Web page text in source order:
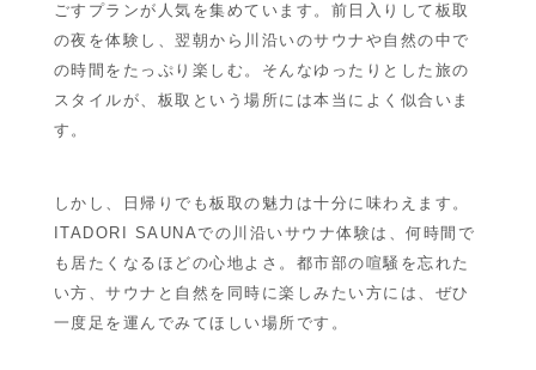
ごすプランが人気を集めています。前日入りして板取
の夜を体験し、翌朝から川沿いのサウナや自然の中で
の時間をたっぷり楽しむ。そんなゆったりとした旅の
スタイルが、板取という場所には本当によく似合いま
す。
しかし、日帰りでも板取の魅力は十分に味わえます。
ITADORI SAUNAでの川沿いサウナ体験は、何時間で
も居たくなるほどの心地よさ。都市部の喧騒を忘れた
い方、サウナと自然を同時に楽しみたい方には、ぜひ
一度足を運んでみてほしい場所です。